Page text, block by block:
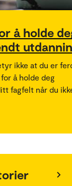
å holde
ikke at du er
å holde deg
fagfelt når du